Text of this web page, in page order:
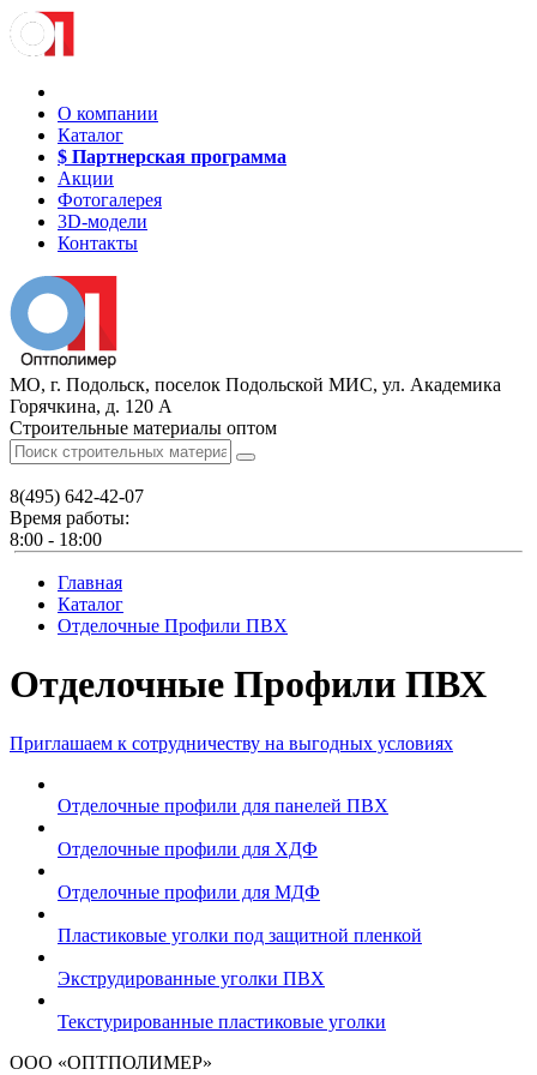
О компании
Каталог
$ Партнерская программа
Акции
Фотогалерея
3D-модели
Контакты
МО, г. Подольск, поселок Подольской МИС, ул. Академика
Горячкина, д. 120 А
Строительные материалы оптом
8(495) 642-42-07
Время работы:
8:00 - 18:00
Главная
Каталог
Отделочные Профили ПВХ
Отделочные Профили ПВХ
Приглашаем к сотрудничеству на выгодных условиях
Отделочные профили для панелей ПВХ
Отделочные профили для ХДФ
Отделочные профили для МДФ
Пластиковые уголки под защитной пленкой
Экструдированные уголки ПВХ
Текстурированные пластиковые уголки
ООО «ОПТПОЛИМЕР»